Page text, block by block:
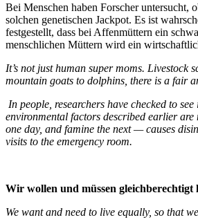
Bei Menschen haben Forscher untersucht,
solchen genetischen Jackpot. Es ist
festgestellt, dass bei Affenmüttern ein
menschlichen Müttern wird ein
It’s not just human super moms. Livestock
mountain goats to dolphins, there is a fair
In people, researchers have checked to
environmental factors described earlier
one day, and famine the next — causes
visits to the emergency room.
Wir wollen und müssen
We want and need to live equally, so that